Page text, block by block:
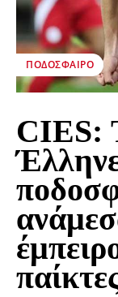
ΠΟΔΌΣΦΑΙΡΟ
CIES: